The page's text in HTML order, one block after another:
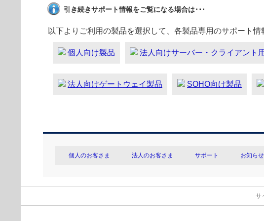
引き続きサポート情報をご覧になる場合は･･･
以下よりご利用の製品を選択して、各製品専用のサポート情
個人向け製品 法人向けサーバー・クライアント
法人向けゲートウェイ製品 SOHO向け製品
個人のお客さま 法人のお客さま サポート お知らせ
サ